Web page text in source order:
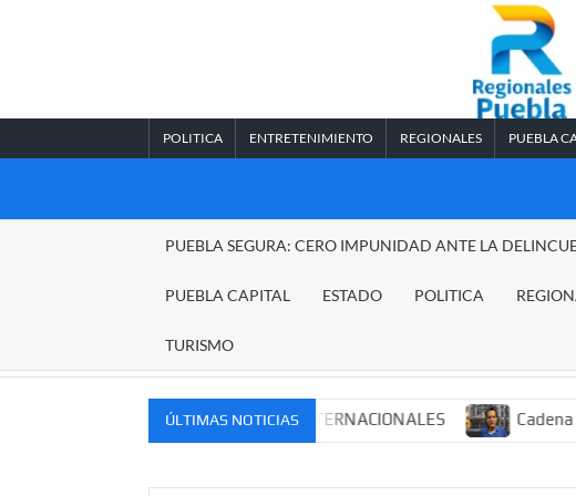
POLITICA ENTRETENIMIENTO REGIONALES PUEBLA
REGIONALES
PUEBLA SEGURA: CERO IMPUNIDAD ANTE LA
PUEBLA CAPITAL ESTADO POLITICA
TURISMO
ÚLTIMAS NOTICIAS
NACIONALES E INTERNACIONALES Cadena perpetua